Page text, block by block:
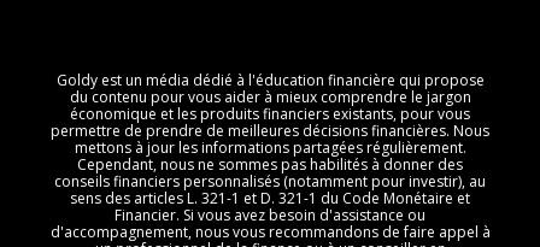
Goldy est un média dédié à l'éducation financière qui propose
du contenu pour vous aider à mieux comprendre le jargon
économique et les produits financiers existants, pour vous
permettre de prendre de meilleures décisions financières. Nous
mettons à jour les informations partagées régulièrement.
Cependant, nous ne sommes pas habilités à donner des
conseils financiers personnalisés (notamment pour investir), au
sens des articles L. 321-1 et D. 321-1 du Code Monétaire et
Financier. Si vous avez besoin d'assistance ou
d'accompagnement, nous vous recommandons de faire appel à